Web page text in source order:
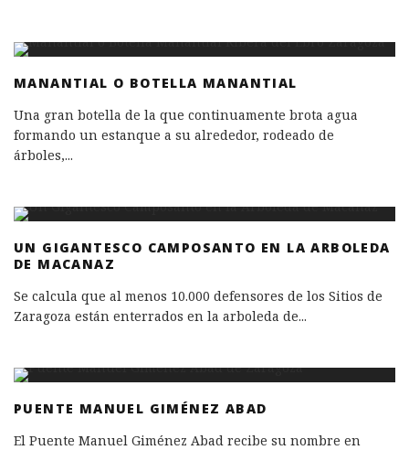
MANANTIAL O BOTELLA MANANTIAL
Una gran botella de la que continuamente brota agua
formando un estanque a su alrededor, rodeado de
árboles,...
UN GIGANTESCO CAMPOSANTO EN LA ARBOLEDA
DE MACANAZ
Se calcula que al menos 10.000 defensores de los Sitios de
Zaragoza están enterrados en la arboleda de...
PUENTE MANUEL GIMÉNEZ ABAD
El Puente Manuel Giménez Abad recibe su nombre en